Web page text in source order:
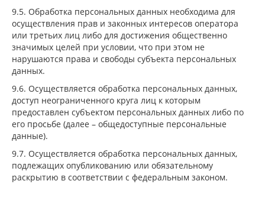
9.5. Обработка персональных данных необходима для
осуществления прав и законных интересов оператора
или третьих лиц либо для достижения общественно
значимых целей при условии, что при этом не
нарушаются права и свободы субъекта персональных
данных.
9.6. Осуществляется обработка персональных данных,
доступ неограниченного круга лиц к которым
предоставлен субъектом персональных данных либо по
его просьбе (далее – общедоступные персональные
данные).
9.7. Осуществляется обработка персональных данных,
подлежащих опубликованию или обязательному
раскрытию в соответствии с федеральным законом.